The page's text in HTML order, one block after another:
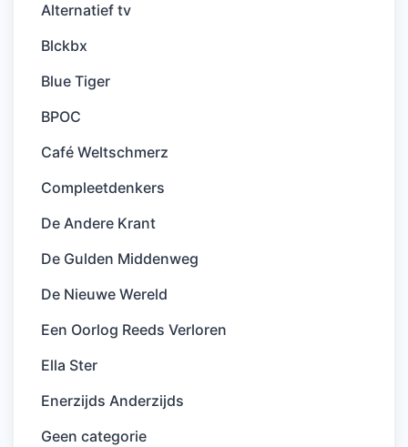
Alternatief tv
Blckbx
Blue Tiger
BPOC
Café Weltschmerz
Compleetdenkers
De Andere Krant
De Gulden Middenweg
De Nieuwe Wereld
Een Oorlog Reeds Verloren
Ella Ster
Enerzijds Anderzijds
Geen categorie